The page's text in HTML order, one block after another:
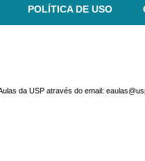
POLÍTICA DE USO
da USP através do email: